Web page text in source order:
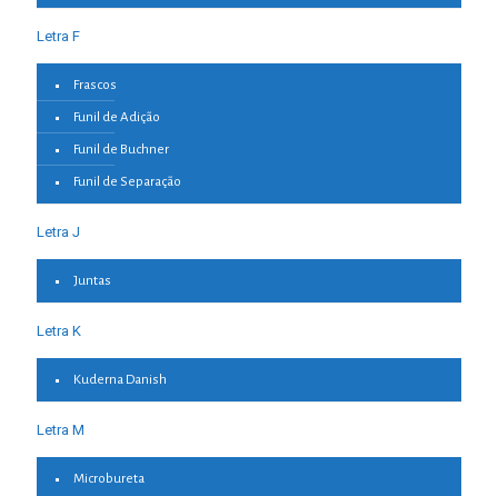
Letra F
Frascos
Funil de Adição
Funil de Buchner
Funil de Separação
Letra J
Juntas
Letra K
Kuderna Danish
Letra M
Microbureta